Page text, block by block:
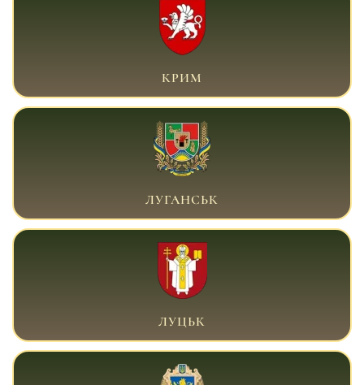
ВІЙСЬКОВИЙ АДВОКАТ КРИМ
КРИМ
ВІЙСЬКОВИЙ АДВОКАТ ЛУГАНСЬК
ЛУГАНСЬК
ВІЙСЬКОВИЙ АДВОКАТ ЛУЦЬК
ЛУЦЬК